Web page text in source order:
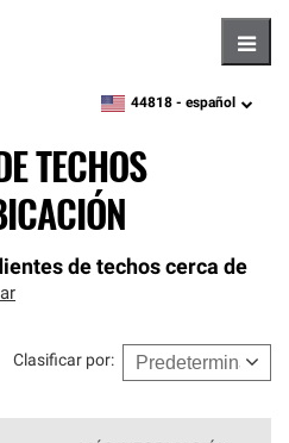
zipcode,language
44818 - español
TECHOS
de techos cerca de
Clasificar por: